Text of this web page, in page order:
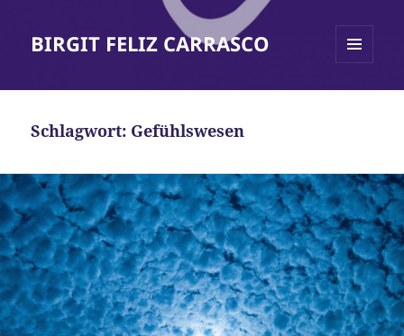
BIRGIT FELIZ CARRASCO
Schlagwort: Gefühlswesen